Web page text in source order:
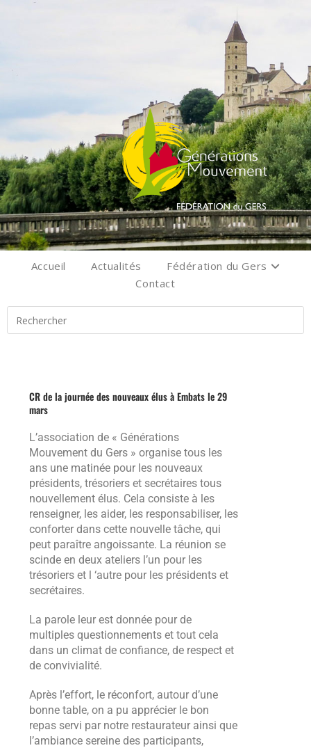
Accueil Actualités
Fédération du Gers
Contact
CR de la journée des nouveaux élus à Embats le 29
mars
L’association de « Générations
Mouvement du Gers » organise tous les
ans une matinée pour les nouveaux
présidents, trésoriers et secrétaires tous
nouvellement élus. Cela consiste à les
renseigner, les aider, les responsabiliser, les
conforter dans cette nouvelle tâche, qui
peut paraître angoissante. La réunion se
scinde en deux ateliers l’un pour les
trésoriers et l ‘autre pour les présidents et
secrétaires.
La parole leur est donnée pour de
multiples questionnements et tout cela
dans un climat de confiance, de respect et
de convivialité.
Après l’effort, le réconfort, autour d’une
bonne table, on a pu apprécier le bon
repas servi par notre restaurateur ainsi que
l’ambiance sereine des participants,